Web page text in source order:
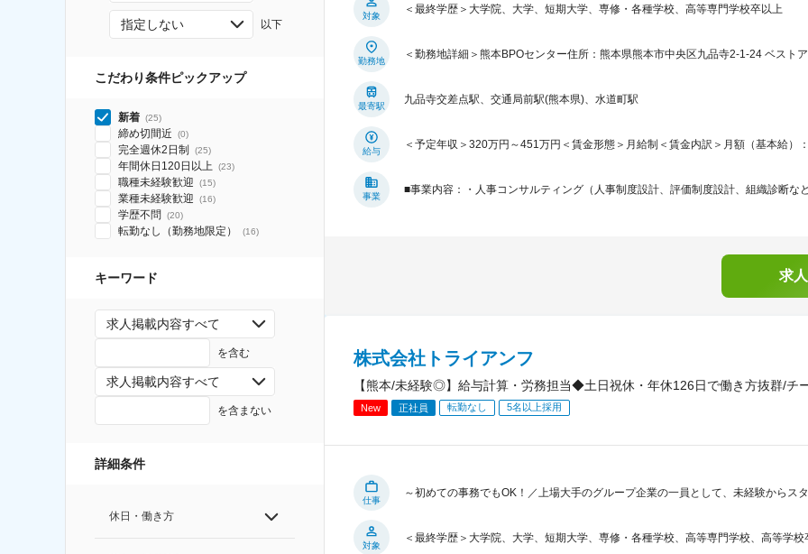
指定しない 以下
こだわり条件ピックアップ
新着 (25)
締め切間近 (0)
完全週休2日制 (25)
年間休日120日以上 (23)
職種未経験歓迎 (15)
業種未経験歓迎 (16)
学歴不問 (20)
転勤なし（勤務地限定） (16)
キーワード
求人掲載内容すべて
を含む
求人掲載内容すべて
を含まない
詳細条件
休日・働き方
対象
＜最終学歴＞大学院、大学、短期大学、専修・各種学校、高等専門学校卒以上
勤務地
＜勤務地詳細＞熊本BPOセンター住所：熊本県熊本市中央区九品寺2-1-24 ベスト
最寄駅
九品寺交差点駅、交通局前駅(熊本県)、水道町駅
給与
＜予定年収＞320万円～451万円＜賃金形態＞月給制＜賃金内訳＞月額（基本給）
事業
■事業内容：・人事コンサルティング（人事制度設計、評価制度設計、組織診断な
求
株式会社トライアンフ
【熊本/未経験◎】給与計算・労務担当◆土日祝休・年休126日で働き方抜群/チ
New 正社員 転勤なし 5名以上採用
仕事
～初めての事務でもOK！／上場大手のグループ企業の一員として、未経験からス
対象
＜最終学歴＞大学院、大学、短期大学、専修・各種学校、高等専門学校、高等学校